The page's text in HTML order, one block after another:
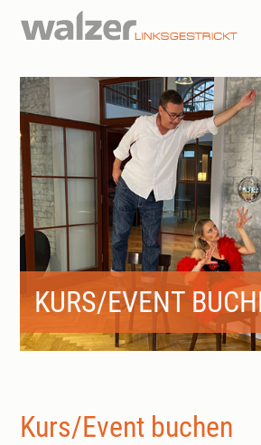
KURS/EVENT
Kurs/Event buchen